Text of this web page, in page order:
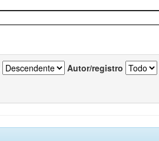
Autor/registro